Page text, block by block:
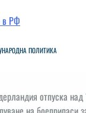
в РФ
ПОЛИТИКА
отпуска